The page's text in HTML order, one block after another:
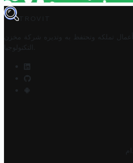
TROVIT
تملكه وتحتفظ به وتديره
شركة مخزن
التكنولوجيا